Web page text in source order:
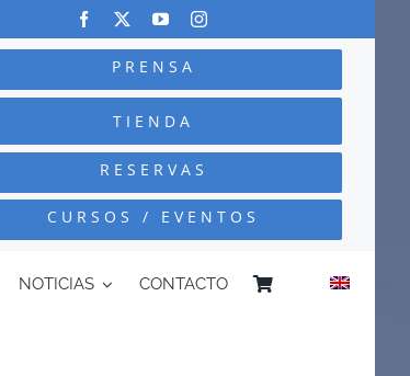
PRENSA
TIENDA
RESERVAS
CURSOS / EVENTOS
NOTICIAS CONTACTO